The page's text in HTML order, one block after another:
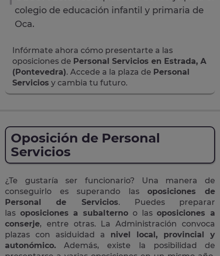
colegio de educación infantil y primaria de
Oca.
Infórmate ahora cómo presentarte a las
oposiciones de Personal Servicios en Estrada, A
(Pontevedra). Accede a la plaza de Personal
Servicios y cambia tu futuro.
Oposición de Personal
Servicios
¿Te gustaría ser funcionario? Una manera de
conseguirlo es superando lasoposiciones de
Personal de Servicios. Puedes preparar
las oposiciones a subalterno o lasoposiciones a
conserje, entre otras. La Administración convoca
plazas con asiduidad a nivel local, provincial y
autonómico. Además, existe la posibilidad de